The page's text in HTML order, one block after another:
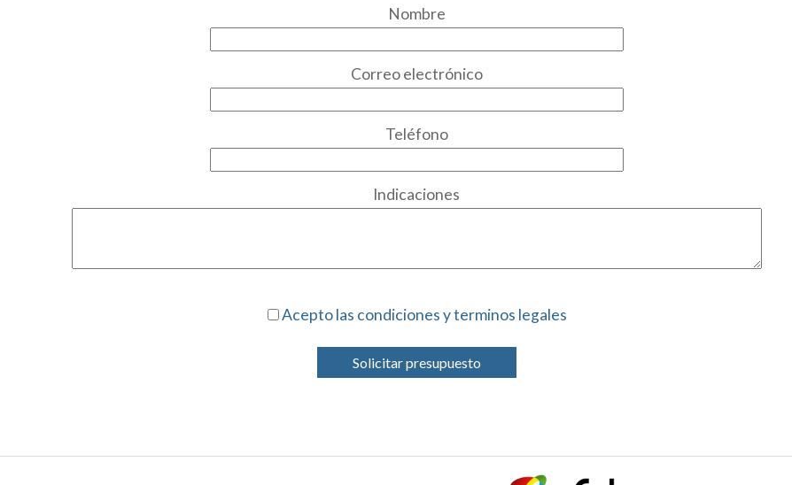
Nombre
Correo electrónico
Teléfono
Indicaciones
Acepto las condiciones y terminos legales
Solicitar presupuesto